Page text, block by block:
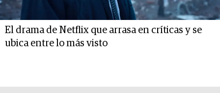
El drama de Netflix que arrasa en críticas y se
ubica entre lo más visto